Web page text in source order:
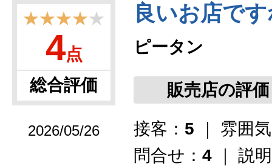
★★★★★
4点
総合評価
2026/05/26
良いお店で
ピータン
販売店の評価
接客： 5 ｜ 雰囲
問合せ： 4 ｜ 説